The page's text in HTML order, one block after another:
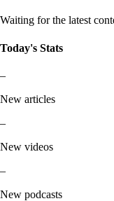
Waiting for the latest
Today's Stats
–
New articles
–
New videos
–
New podcasts